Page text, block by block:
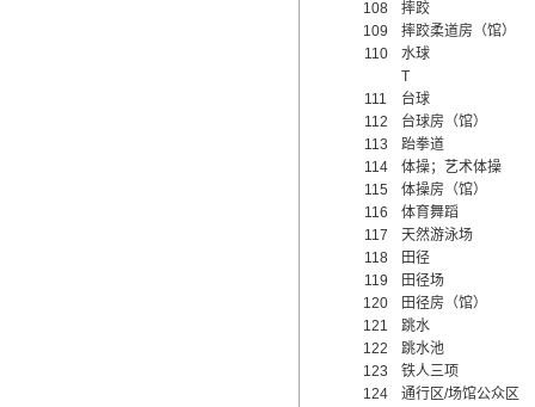
108
摔跤
109
摔跤柔道房（馆）
110
水球
T
111
台球
112
台球房（馆）
113
跆拳道
114
体操；艺术体操
115
体操房（馆）
116
体育舞蹈
117
天然游泳场
118
田径
119
田径场
120
田径房（馆）
121
跳水
122
跳水池
123
铁人三项
124
通行区/场馆公众区